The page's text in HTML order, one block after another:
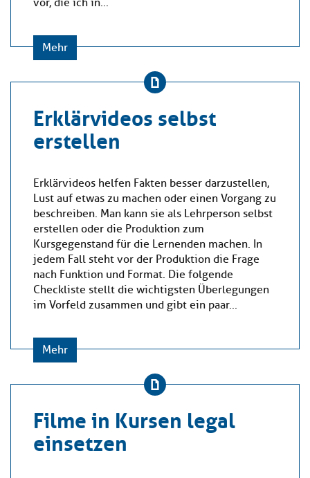
Mehr
Erklärvideos selbst
erstellen
Erklärvideos helfen Fakten besser darzustellen,
Lust auf etwas zu machen oder einen Vorgang zu
beschreiben. Man kann sie als Lehrperson selbst
erstellen oder die Produktion zum
Kursgegenstand für die Lernenden machen. In
jedem Fall steht vor der Produktion die Frage
nach Funktion und Format. Die folgende
Checkliste stellt die wichtigsten Überlegungen
im Vorfeld zusammen und gibt ein paar...
Mehr
Filme in Kursen legal
einsetzen